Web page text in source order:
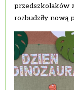
przedszkolaków
rozbudziły nową